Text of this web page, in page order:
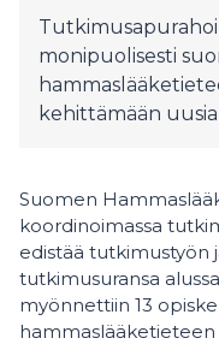
monipuolisesti
kehittämään
Suomen
koordinoimassa
edistää tutkimustyön
tutkimusuransa
myönnettiin 13
hammaslääketieteen